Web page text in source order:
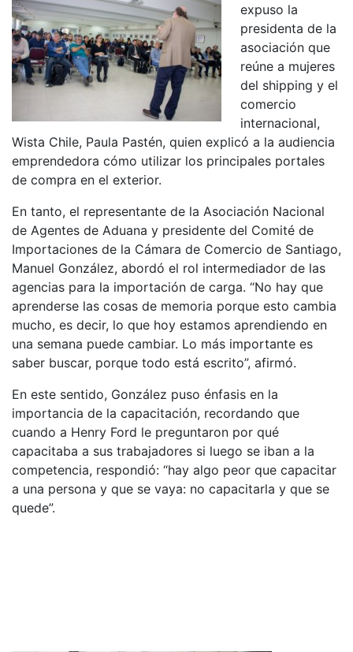
expuso la
presidenta de la
asociación que
reúne a mujeres
del shipping y el
comercio
internacional,
Wista Chile, Paula Pastén, quien explicó a la audiencia
emprendedora cómo utilizar los principales portales
de compra en el exterior.
En tanto, el representante de la Asociación Nacional
de Agentes de Aduana y presidente del Comité de
Importaciones de la Cámara de Comercio de Santiago,
Manuel González, abordó el rol intermediador de las
agencias para la importación de carga. “No hay que
aprenderse las cosas de memoria porque esto cambia
mucho, es decir, lo que hoy estamos aprendiendo en
una semana puede cambiar. Lo más importante es
saber buscar, porque todo está escrito”, afirmó.
En este sentido, González puso énfasis en la
importancia de la capacitación, recordando que
cuando a Henry Ford le preguntaron por qué
capacitaba a sus trabajadores si luego se iban a la
competencia, respondió: “hay algo peor que capacitar
a una persona y que se vaya: no capacitarla y que se
quede”.